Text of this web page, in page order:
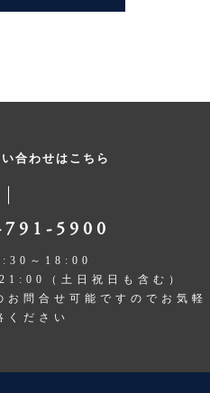
合わせはこちら
5900
～18:00
（土日祝日も含む）
問合せ可能ですのでお気軽
ください